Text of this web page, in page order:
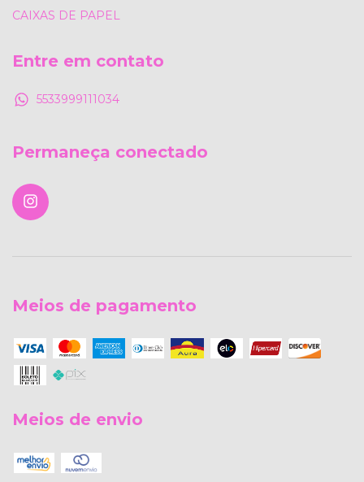
CAIXAS DE PAPEL
Entre em contato
5533999111034
Permaneça conectado
Meios de pagamento
Meios de envio